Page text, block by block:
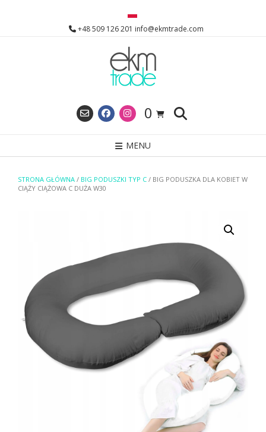
+48 509 126 201 info@ekmtrade.com
0
MENU
STRONA GŁÓWNA / BIG PODUSZKI TYP C / BIG PODUSZKA DLA KOBIET W
CIĄŻY CIĄŻOWA C DUŻA W30